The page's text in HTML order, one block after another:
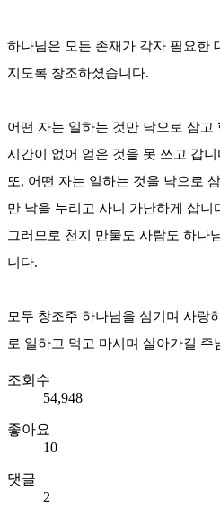
하나님은 모든 존재가 각자 필요한
지도록 창조하셨습니다.
어떤 자는 일하는 것만 낙으로 삼고
시간이 없어 얻은 것을 못 쓰고 갑니
또, 어떤 자는 일하는 것을 낙으로
만 낙을 누리고 사니 가난하게 삽니
그러므로 천지 만물도 사람도 하나
니다.
모두 창조주 하나님을 섬기며 사랑
로 일하고 먹고 마시며 살아가길 주
조회수
54,948
좋아요
10
댓글
2